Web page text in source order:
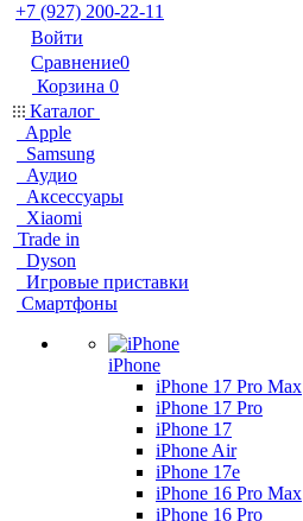
+7 (927) 200-22-11
Войти
Сравнение0
Корзина 0
Каталог
Apple
Samsung
Аудио
Аксессуары
Xiaomi
Trade in
Dyson
Игровые приставки
Смартфоны
iPhone
iPhone 17 Pro Max
iPhone 17 Pro
iPhone 17
iPhone Air
iPhone 17e
iPhone 16 Pro Max
iPhone 16 Pro